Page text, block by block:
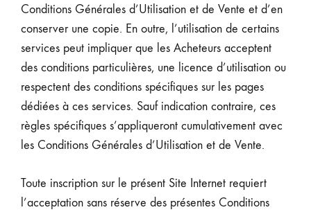
Conditions Générales d’Utilisation et de Vente et d’en
conserver une copie. En outre, l’utilisation de certains
services peut impliquer que les Acheteurs acceptent
des conditions particulières, une licence d’utilisation ou
respectent des conditions spécifiques sur les pages
dédiées à ces services. Sauf indication contraire, ces
règles spécifiques s’appliqueront cumulativement avec
les Conditions Générales d’Utilisation et de Vente.
Toute inscription sur le présent Site Internet requiert
l’acceptation sans réserve des présentes Conditions